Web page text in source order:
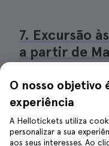
7. Excursão
a partir de
O nosso
experiência
A Hellotickets utiliza
personalizar a sua
aos seus interesses. Ao